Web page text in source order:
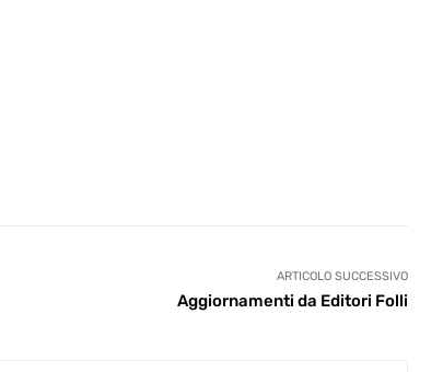
ARTICOLO SUCCESSIVO
Aggiornamenti da Editori Folli